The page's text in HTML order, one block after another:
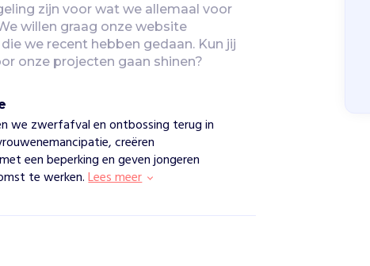
zijn voor wat we allemaal voor
willen graag onze website
we recent hebben gedaan. Kun jij
onze projecten gaan shinen?
we zwerfafval en ontbossing terug in
creëren
een beperking en geven jongeren
te werken.Lees meer